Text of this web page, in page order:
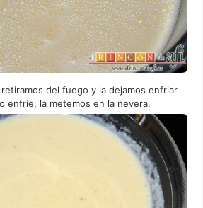
del fuego y la dejamos enfriar
enfríe, la metemos en la nevera.